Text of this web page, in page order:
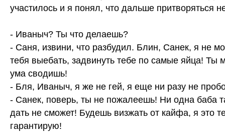
участилось и я понял, что дальше притворяться
- Иваныч? Ты что делаешь?
- Саня, извини, что разбудил. Блин, Санек, я не
тебя выебать, задвинуть тебе по самые яйца! Ты
ума сводишь!
- Бля, Иваныч, я же не гей, я еще ни разу не
- Санек, поверь, ты не пожалеешь! Ни одна баба
дать не сможет! Будешь визжать от кайфа, я это
гарантирую!